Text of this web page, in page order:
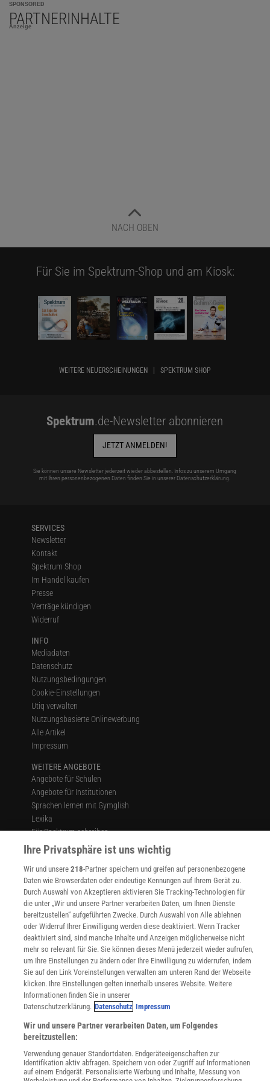
SPONSORED
PARTNERINHALTE
Anzeige
NACH OBEN
Für Sie im Spektrum-Shop und am Kiosk:
WEITERE NEUERSCHEINUNGEN SPEKTRUM SHOP
Spektrum.de-Newsletter abonnieren
JETZT ANMELDEN!
Sie können unsere Newsletter jederzeit wieder abbestellen. Infos zu unserem Umgang
mit Ihren personenbezogenen Daten finden Sie in unserer Datenschutzerklärung.
SERVICES
Newsletter
Kontakt
Spektrum Shop
Im Handel kaufen
Presse
Verträge kündigen
Widerruf
INFO
Mediadaten
Datenschutz
Nutzungsbedingungen
Cookie-Einstellungen
Utiq verwalten
Nutzungsbasierte Onlinewerbung
Alle Artikel
Impressum
WEITERE ANGEBOTE
Angebote für Schulen
Angebote für Institutionen
Sprachen lernen mit Gymglish
Lexika
Für Spektrum schreiben
Zugänglichkeitserklärung
WEBSEITEN
KielSCN
Wissenschaft in die Schulen
SciLogs
Uns finden Sie auch hier:
Ihre Privatsphäre ist uns wichtig
Wir und unsere218-Partner speichern und greifen auf personenbezogene
Daten wie Browserdaten oder eindeutige Kennungen auf Ihrem Gerät zu.
Durch Auswahl von Akzeptieren aktivieren Sie Tracking-Technologien für
die unter „Wir und unsere Partner verarbeiten Daten, um Ihnen Dienste
bereitzustellen“ aufgeführten Zwecke. Durch Auswahl von Alle ablehnen
oder Widerruf Ihrer Einwilligung werden diese deaktiviert. Wenn Tracker
deaktiviert sind, sind manche Inhalte und Anzeigen möglicherweise nicht
mehr so relevant für Sie. Sie können dieses Menü jederzeit wieder aufrufen,
um Ihre Einstellungen zu ändern oder Ihre Einwilligung zu widerrufen, indem
Sie auf den Link Voreinstellungen verwalten am unteren Rand der Webseite
klicken. Ihre Einstellungen gelten innerhalb unseres Website. Weitere
Informationen finden Sie in unserer
Datenschutzerklärung. Datenschutz Impressum
Wir und unsere Partner verarbeiten Daten, um Folgendes
bereitzustellen:
Verwendung genauer Standortdaten. Endgeräteeigenschaften zur
Identifikation aktiv abfragen. Speichern von oder Zugriff auf Informationen
auf einem Endgerät. Personalisierte Werbung und Inhalte, Messung von